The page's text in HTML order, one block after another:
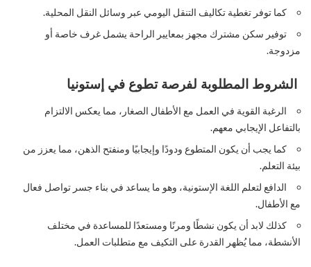
كما توفر تغطية تكاليف التنقل اليومي عبر وسائل النقل المحلية.
توفير سكن مشترك مجهز بمعايير الراحة يشمل غرف خاصة أو
مزدوجة.
الشروط المطلوبة لفرصة تطوع في إستونيا
الرغبة القوية في العمل مع الأطفال الصغار، مما يعكس الالتزام
بالتفاعل الإيجابي معهم.
كما يجب أن يكون المتطوع ودودًا وإيجابيًا ومنفتح الذهن، مما يعزز من
بيئة التعلم.
الدافع لتعلم اللغة الإستونية، وهو ما يساعد في بناء جسر تواصل فعال
مع الأطفال.
كذلك لابد أن يكون نشطًا ومرنًا ومستعدًا للمساعدة في مختلف
الأنشطة، مما يُظهر القدرة على التكيف مع متطلبات العمل.